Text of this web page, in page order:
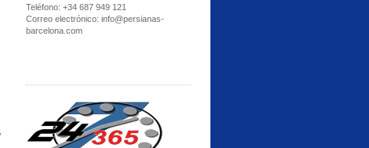
Teléfono: +34 687 949 121
Correo electrónico: info@persianas-
barcelona.com